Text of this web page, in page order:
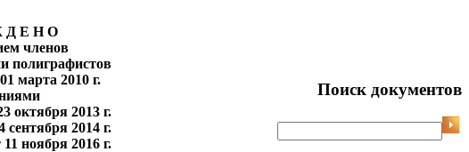
Ж Д Е Н О
членов
полиграфистов
марта 2010 г.
октября 2013 г.
2014 г.
ноября 2016 г.
Поиск документов